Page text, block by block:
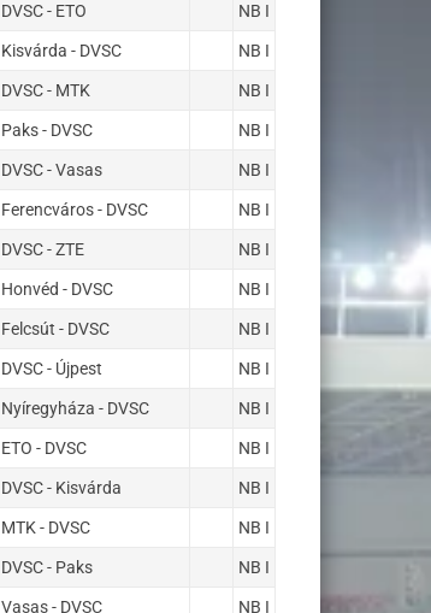
DVSC - ETO NB I
Kisvárda - DVSC NB I
DVSC - MTK NB I
Paks - DVSC NB I
DVSC - Vasas NB I
Ferencváros - DVSC NB I
DVSC - ZTE NB I
Honvéd - DVSC NB I
Felcsút - DVSC NB I
DVSC - Újpest NB I
Nyíregyháza - DVSC NB I
ETO - DVSC NB I
DVSC - Kisvárda NB I
MTK - DVSC NB I
DVSC - Paks NB I
Vasas - DVSC NB I